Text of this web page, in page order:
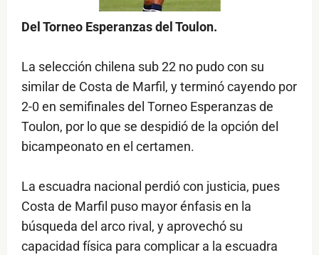
Del Torneo Esperanzas del Toulon.
La selección chilena sub 22 no pudo con su
similar de Costa de Marfil, y terminó cayendo por
2-0 en semifinales del Torneo Esperanzas de
Toulon, por lo que se despidió de la opción del
bicampeonato en el certamen.
La escuadra nacional perdió con justicia, pues
Costa de Marfil puso mayor énfasis en la
búsqueda del arco rival, y aprovechó su
capacidad física para complicar a la escuadra